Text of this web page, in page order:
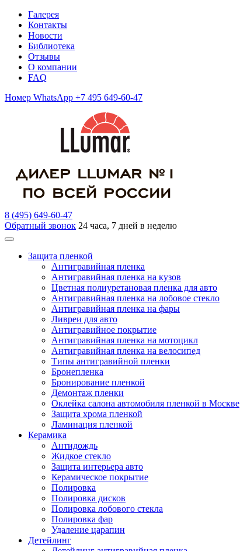
Галерея
Контакты
Новости
Библиотека
Отзывы
О компании
FAQ
Номер WhatsApp +7 495 649-60-47
8 (495) 649-60-47
Обратный звонок 24 часа, 7 дней в неделю
Защита пленкой
Антигравийная пленка
Антигравийная пленка на кузов
Цветная полиуретановая пленка для авто
Антигравийная пленка на лобовое стекло
Антигравийная пленка на фары
Ливреи для авто
Антигравийное покрытие
Антигравийная пленка на мотоцикл
Антигравийная пленка на велосипед
Типы антигравийной пленки
Бронепленка
Бронирование пленкой
Демонтаж пленки
Оклейка салона автомобиля пленкой в Москве
Защита хрома пленкой
Ламинация пленкой
Керамика
Антидождь
Жидкое стекло
Защита интерьера авто
Керамическое покрытие
Полировка
Полировка дисков
Полировка лобового стекла
Полировка фар
Удаление царапин
Детейлинг